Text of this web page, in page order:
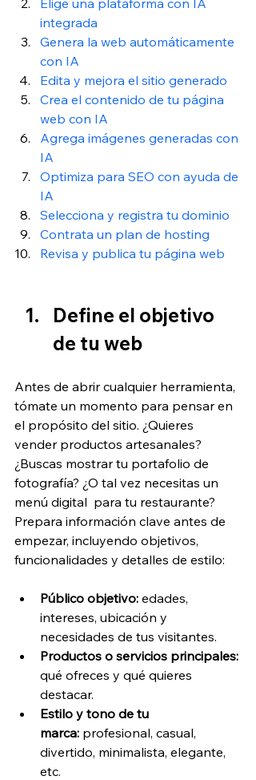
integrada
Genera la web automáticamente
con IA
Edita y mejora el sitio generado
Crea el contenido de tu página
web con IA
Agrega imágenes generadas con
IA
Optimiza para SEO con ayuda de
IA
Selecciona y registra tu dominio
Contrata un plan de hosting
Revisa y publica tu página web
Define el objetivo
de tu web
Antes de abrir cualquier herramienta,
tómate un momento para pensar en
el propósito del sitio. ¿Quieres
vender productos artesanales?
¿Buscas mostrar tu portafolio de
fotografía? ¿O tal vez necesitas un
menú digital  para tu restaurante?
Prepara información clave antes de
empezar, incluyendo objetivos,
funcionalidades y detalles de estilo:
Público objetivo: edades,
intereses, ubicación y
necesidades de tus visitantes.
Productos o servicios principales:
qué ofreces y qué quieres
destacar.
Estilo y tono de tu
marca: profesional, casual,
divertido, minimalista, elegante,
etc.